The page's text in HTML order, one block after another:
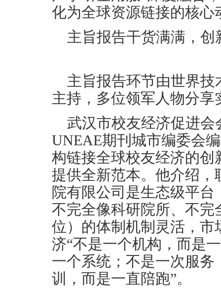
化为全球资源链接的核心
主旨报告干货满满，
主旨报告环节由世界
主持，多位领军人物分
武汉市校友经济促进
UNEAE期刊城市编委会
构链接全球校友经济的
提供全新范本。他介绍
院有限公司是生态级平台
不完全像科研院所、不
位）的体制机制灵活，
济“不是一个机构，而是
一个系统；不是一次服
训，而是一直陪跑”。